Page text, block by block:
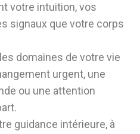
votre intuition, vos
signaux que votre corps
domaines de votre vie
urgent, une
ou une attention
guidance intérieure, à